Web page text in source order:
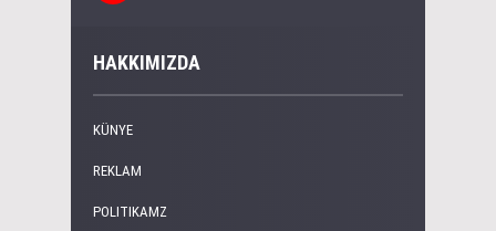
HAKKIMIZDA
KÜNYE
REKLAM
POLITIKAMZ